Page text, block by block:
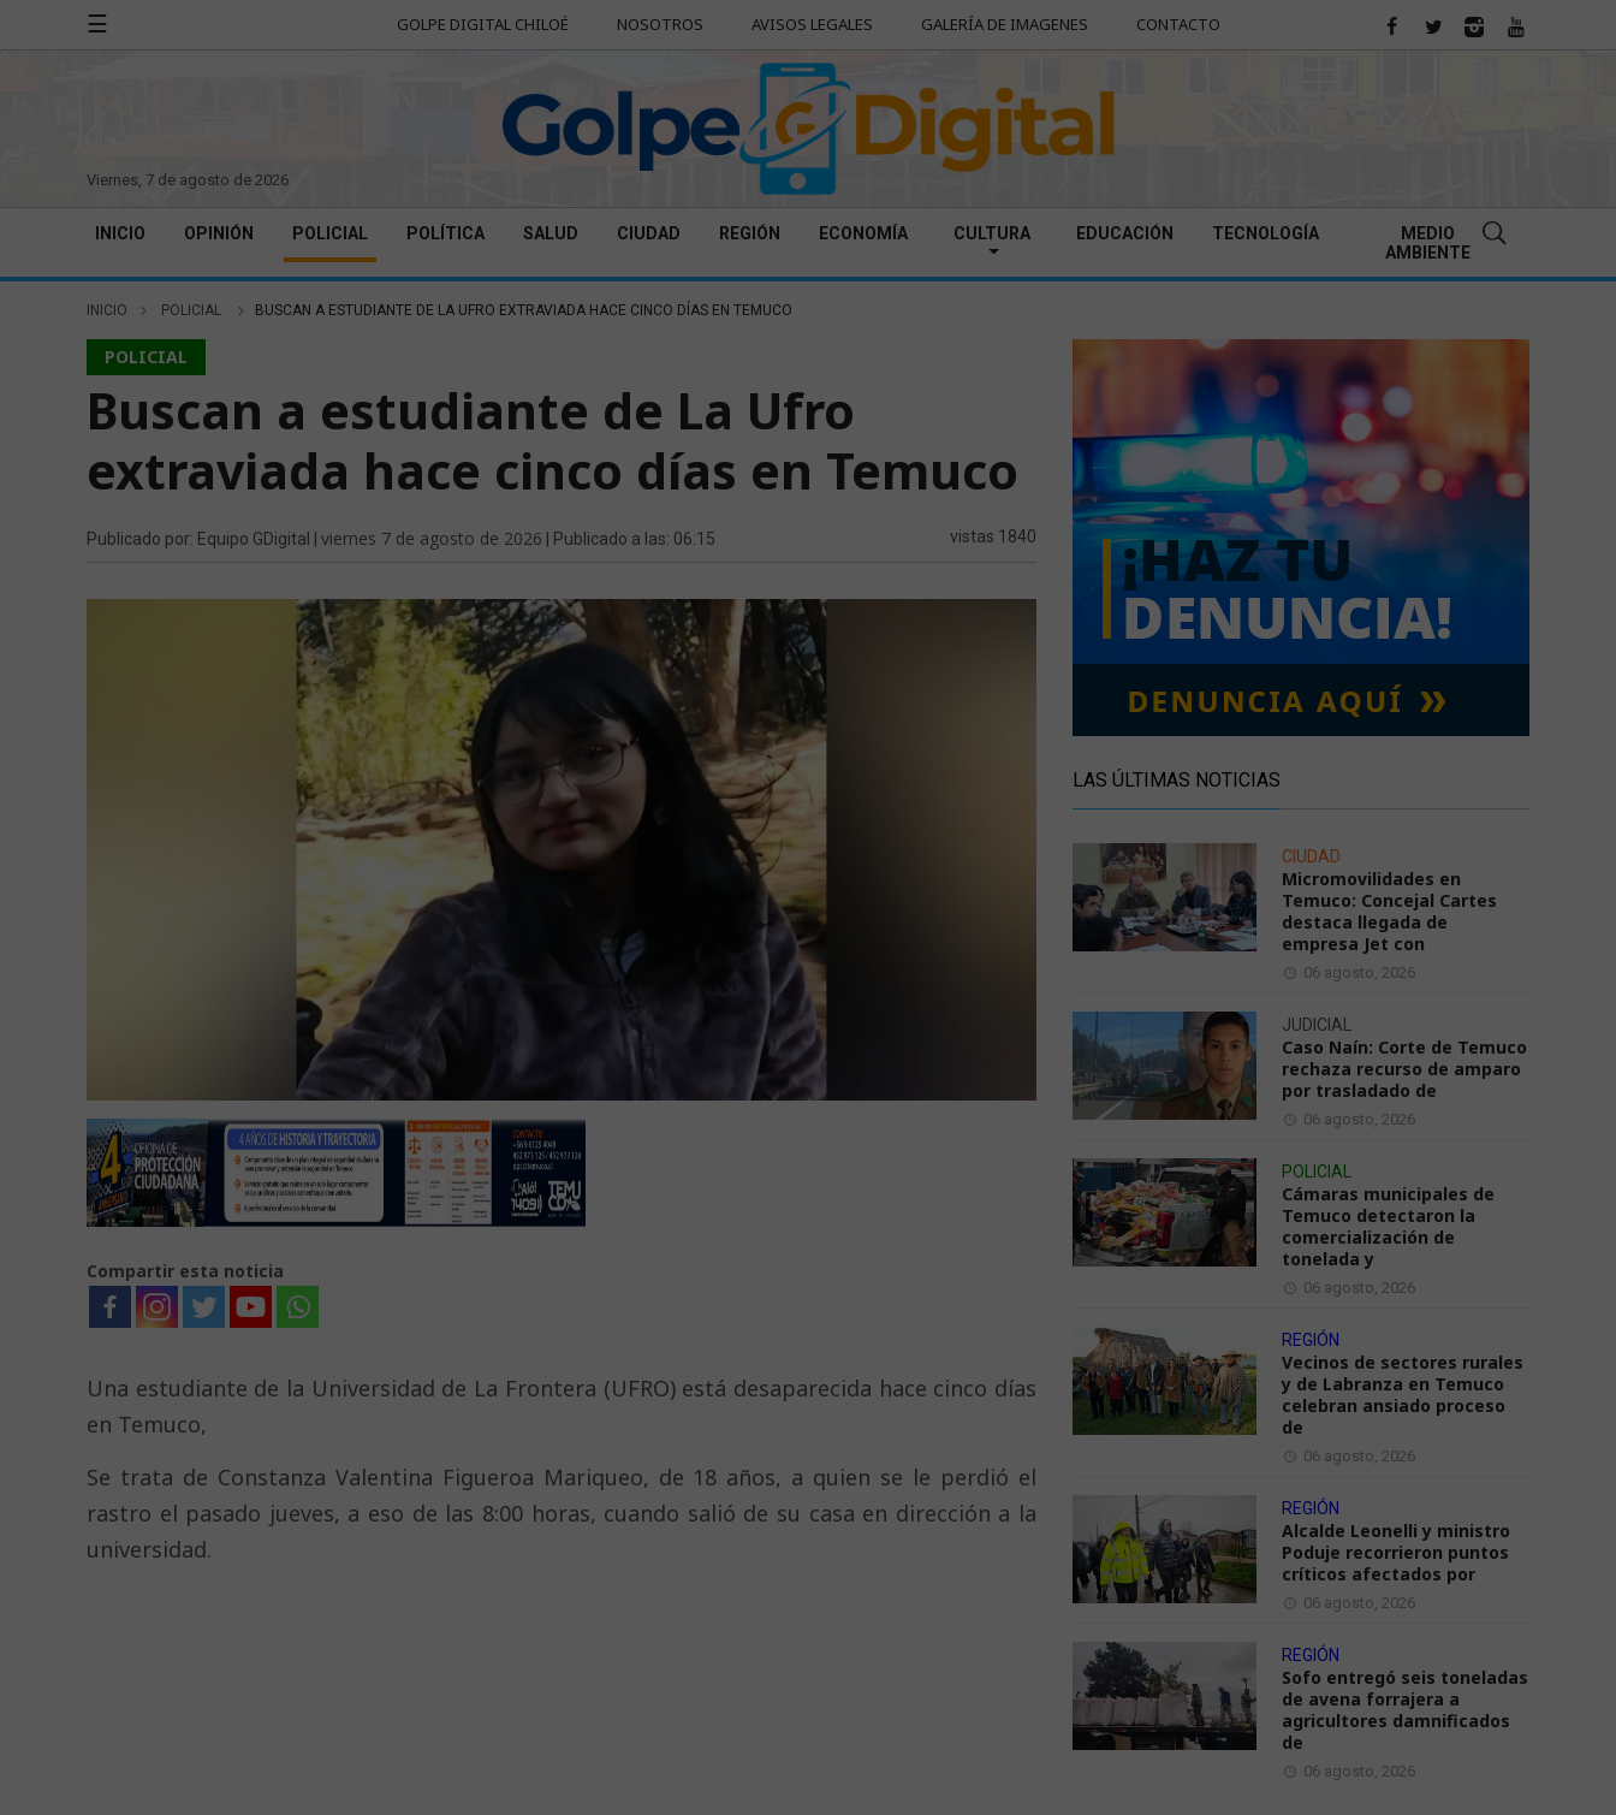
☰ GOLPE DIGITAL CHILOÉ NOSOTROS AVISOS LEGALES GALERÍA DE IMAGENES CONTACTO
viernes, 7 de agosto de 2026
INICIO OPINIÓN POLICIAL POLÍTICA SALUD CIUDAD REGIÓN ECONOMÍA CULTURA EDUCACIÓN TECNOLOGÍA
MEDIO
AMBIENTE
INICIO POLICIAL BUSCAN A ESTUDIANTE DE LA UFRO EXTRAVIADA HACE CINCO DÍAS EN TEMUCO
POLICIAL
Buscan a estudiante de La Ufro
extraviada hace cinco días en Temuco
Publicado por: Equipo GDigital | viernes 7 de agosto de 2026 | Publicado a las: 06:15 vistas 1840
Compartir esta noticia
Una estudiante de la Universidad de La Frontera (UFRO) está desaparecida hace cinco días
en Temuco,
Se trata de Constanza Valentina Figueroa Mariqueo, de 18 años, a quien se le perdió el
rastro el pasado jueves, a eso de las 8:00 horas, cuando salió de su casa en dirección a la
universidad.
LAS ÚLTIMAS NOTICIAS
CIUDAD
Micromovilidades en
Temuco: Concejal Cartes
destaca llegada de
empresa Jet con
06 agosto, 2026
JUDICIAL
Caso Naín: Corte de Temuco
rechaza recurso de amparo
por trasladado de
06 agosto, 2026
POLICIAL
Cámaras municipales de
Temuco detectaron la
comercialización de
tonelada y
06 agosto, 2026
REGIÓN
Vecinos de sectores rurales
y de Labranza en Temuco
celebran ansiado proceso
de
06 agosto, 2026
REGIÓN
Alcalde Leonelli y ministro
Poduje recorrieron puntos
críticos afectados por
06 agosto, 2026
REGIÓN
Sofo entregó seis toneladas
de avena forrajera a
agricultores damnificados
de
06 agosto, 2026